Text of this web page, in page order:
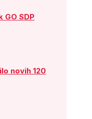
SDP
novih 120